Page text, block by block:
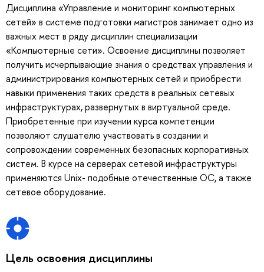
Дисциплина «Управление и мониторинг компьютерных
сетей» в системе подготовки магистров занимает одно из
важных мест в ряду дисциплин специализации
«Компьютерные сети». Освоение дисциплины позволяет
получить исчерпывающие знания о средствах управления и
администрирования компьютерных сетей и приобрести
навыки применения таких средств в реальных сетевых
инфраструктурах, развернутых в виртуальной среде.
Приобретенные при изучении курса компетенции
позволяют слушателю участвовать в создании и
сопровождении современных безопасных корпоративных
систем. В курсе на серверах сетевой инфраструктуры
применяются Unix- подобные отечественные ОС, а также
сетевое оборудование.
Цель освоения дисциплины